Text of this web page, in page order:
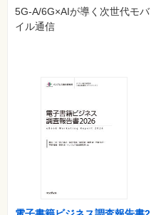
5G-A/6G×AIが導く次世代モバ
イル通信